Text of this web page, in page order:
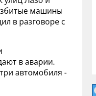
машины
в разговоре с
в аварии.
три автомобиля -